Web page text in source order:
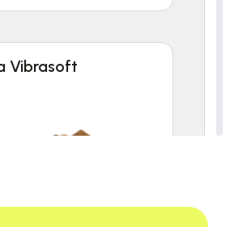
Vibrasoft